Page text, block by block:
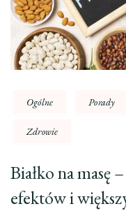
Ogólne Porady
Zdrowie
Białko na masę
efektów i